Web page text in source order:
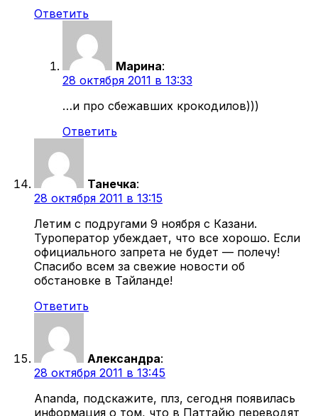
Ответить
Марина:
28 октября 2011 в 13:33
…и про сбежавших крокодилов)))
Ответить
Танечка:
28 октября 2011 в 13:15
Летим с подругами 9 ноября с Казани.
Туроператор убеждает, что все хорошо. Если
официального запрета не будет — полечу!
Спасибо всем за свежие новости об
обстановке в Тайланде!
Ответить
Александра:
28 октября 2011 в 13:45
Ananda, подскажите, плз, сегодня появилась
информация о том, что в Паттайю переводят